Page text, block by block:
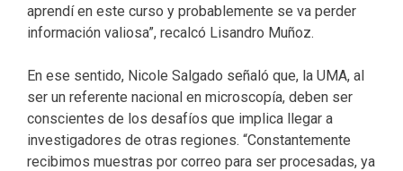
aprendí en este curso y probablemente se va perder
información valiosa”, recalcó Lisandro Muñoz.
En ese sentido, Nicole Salgado señaló que, la UMA, al
ser un referente nacional en microscopía, deben ser
conscientes de los desafíos que implica llegar a
investigadores de otras regiones. “Constantemente
recibimos muestras por correo para ser procesadas, ya